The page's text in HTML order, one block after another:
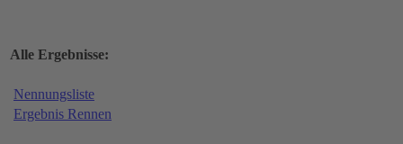
Alle Ergebnisse:
Nennungsliste
Ergebnis Rennen